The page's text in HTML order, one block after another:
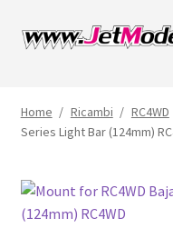
Vai
alla
Vai
Home / Ricambi / RC4WD
Series Light Bar (124mm)